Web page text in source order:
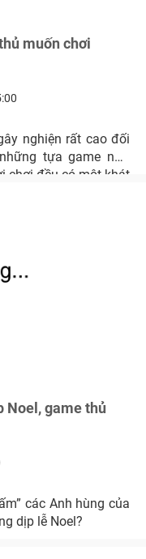
muốn chơi
nghiện rất cao đối
tựa game này,
chơi đều có một khát
Noel, game thủ
các Anh hùng của
dịp lễ Noel?